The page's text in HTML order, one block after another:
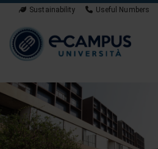
Sustainability Useful Numbers